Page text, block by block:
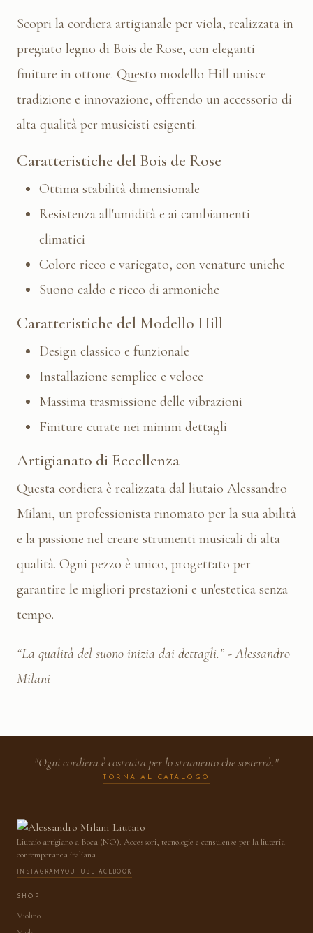
Scopri la cordiera artigianale per viola, realizzata in
pregiato legno di Bois de Rose, con eleganti
finiture in ottone. Questo modello Hill unisce
tradizione e innovazione, offrendo un accessorio di
alta qualità per musicisti esigenti.
Caratteristiche del Bois de Rose
Ottima stabilità dimensionale
Resistenza all'umidità e ai cambiamenti
climatici
Colore ricco e variegato, con venature uniche
Suono caldo e ricco di armoniche
Caratteristiche del Modello Hill
Design classico e funzionale
Installazione semplice e veloce
Massima trasmissione delle vibrazioni
Finiture curate nei minimi dettagli
Artigianato di Eccellenza
Questa cordiera è realizzata dal liutaio Alessandro
Milani, un professionista rinomato per la sua abilità
e la passione nel creare strumenti musicali di alta
qualità. Ogni pezzo è unico, progettato per
garantire le migliori prestazioni e un'estetica senza
tempo.
“La qualità del suono inizia dai dettagli.” - Alessandro
Milani
"Ogni cordiera è costruita per lo strumento che sosterrà."
TORNA AL CATALOGO
Liutaio artigiano a Boca (NO). Accessori, tecnologie e consulenze per la liuteria
contemporanea italiana.
INSTAGRAM YOUTUBE FACEBOOK
SHOP
Violino